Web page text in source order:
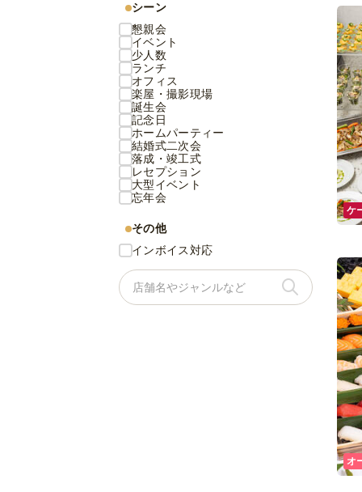
ケ
オ
シーン
懇親会
イベント
少人数
ランチ
オフィス
楽屋・撮影現場
誕生会
記念日
ホームパーティー
結婚式二次会
落成・竣工式
レセプション
大型イベント
忘年会
その他
インボイス対応